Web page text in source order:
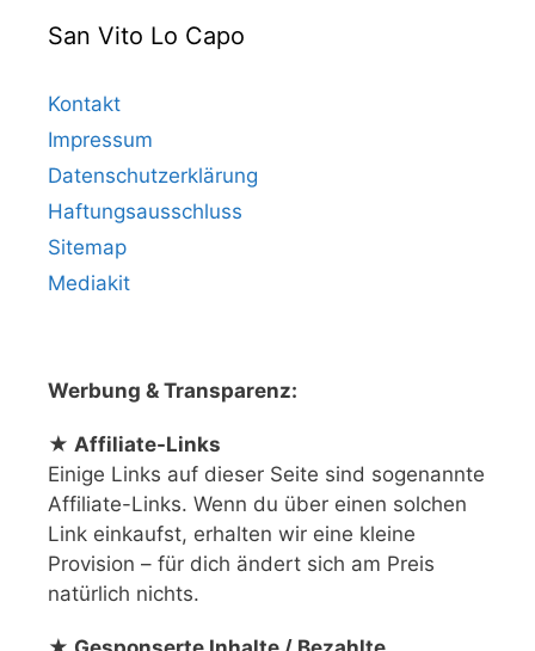
San Vito Lo Capo
Kontakt
Impressum
Datenschutzerklärung
Haftungsausschluss
Sitemap
Mediakit
Werbung & Transparenz:
★ Affiliate-Links
Einige Links auf dieser Seite sind sogenannte
Affiliate-Links. Wenn du über einen solchen
Link einkaufst, erhalten wir eine kleine
Provision – für dich ändert sich am Preis
natürlich nichts.